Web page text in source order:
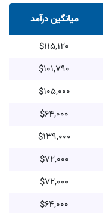
میانگین درآمد
$115,120
$101,790
$105,000
$64,000
$139,000
$72,000
$72,000
$64,000